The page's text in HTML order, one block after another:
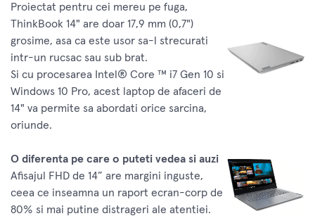
Proiectat pentru cei mereu pe fuga,
ThinkBook 14" are doar 17,9 mm (0,7")
grosime, asa ca este usor sa-l strecurati
intr-un rucsac sau sub brat.
Si cu procesarea Intel® Core ™ i7 Gen 10 si
Windows 10 Pro, acest laptop de afaceri de
14" va permite sa abordati orice sarcina,
oriunde.
O diferenta pe care o puteti vedea si auzi
Afisajul FHD de 14” are margini inguste,
ceea ce inseamna un raport ecran-corp de
80% si mai putine distrageri ale atentiei.